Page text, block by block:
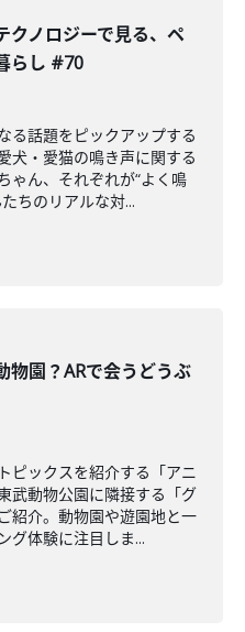
クノロジーで見る、ペ
らし #70
る話題をピックアップする
犬・愛猫の鳴き声に関する
ゃん、それぞれが“よく鳴
ちのリアルな対...
物園？ARで会うどうぶ
ピックスを紹介する「アニ
武動物公園に隣接する「グ
紹介。動物園や遊園地と一
グ体験に注目しま...